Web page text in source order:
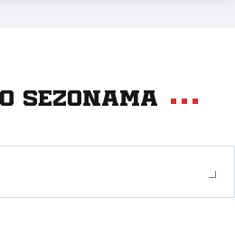
sezonama